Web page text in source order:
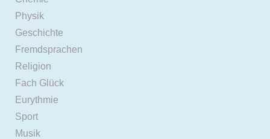
Physik
Geschichte
Fremdsprachen
Religion
Fach Glück
Eurythmie
Sport
Musik